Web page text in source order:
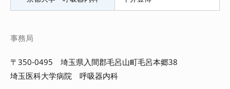
事務局
〒350-0495 埼玉県入間郡毛呂山町毛呂本郷38
埼玉医科大学病院 呼吸器内科